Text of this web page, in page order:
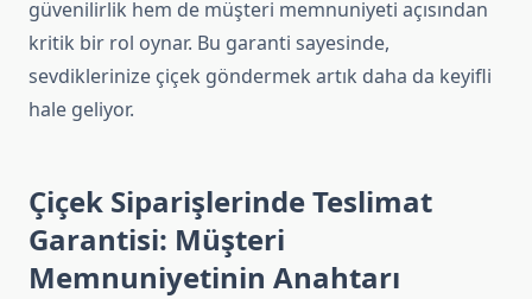
güvenilirlik hem de müşteri memnuniyeti açısından
kritik bir rol oynar. Bu garanti sayesinde,
sevdiklerinize çiçek göndermek artık daha da keyifli
hale geliyor.
Çiçek Siparişlerinde Teslimat
Garantisi: Müşteri
Memnuniyetinin Anahtarı